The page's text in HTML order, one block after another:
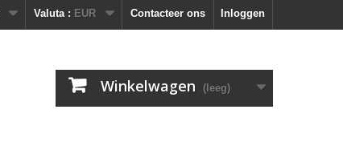
Inloggen
Contacteer ons
Valuta : EUR
Winkelwagen (leeg)